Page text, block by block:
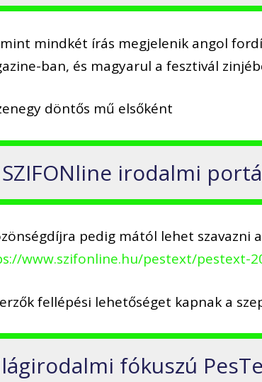
mindkét írás megjelenik angol
ban, és magyarul a fesztivál
döntős mű elsőként
irodalmi
pedig mától lehet szavazni
www.szifonline.hu/pestext/pestext-
fellépési lehetőséget kapnak a
fókuszú